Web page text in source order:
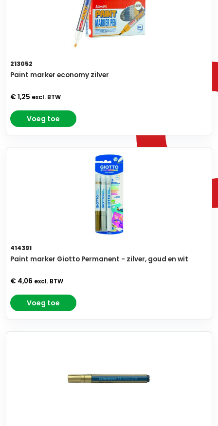
213052
Paint marker economy zilver
€ 1,25 excl. BTW
Voeg toe
414391
Paint marker Giotto Permanent - zilver, goud en wit
€ 4,06 excl. BTW
Voeg toe